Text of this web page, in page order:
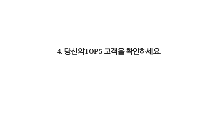
4. 당신의TOP 5 고객을 확인하세요.